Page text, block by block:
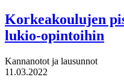
Korkeakoulujen
lukio-opintoihin
Kannanotot ja lausunnot
11.03.2022